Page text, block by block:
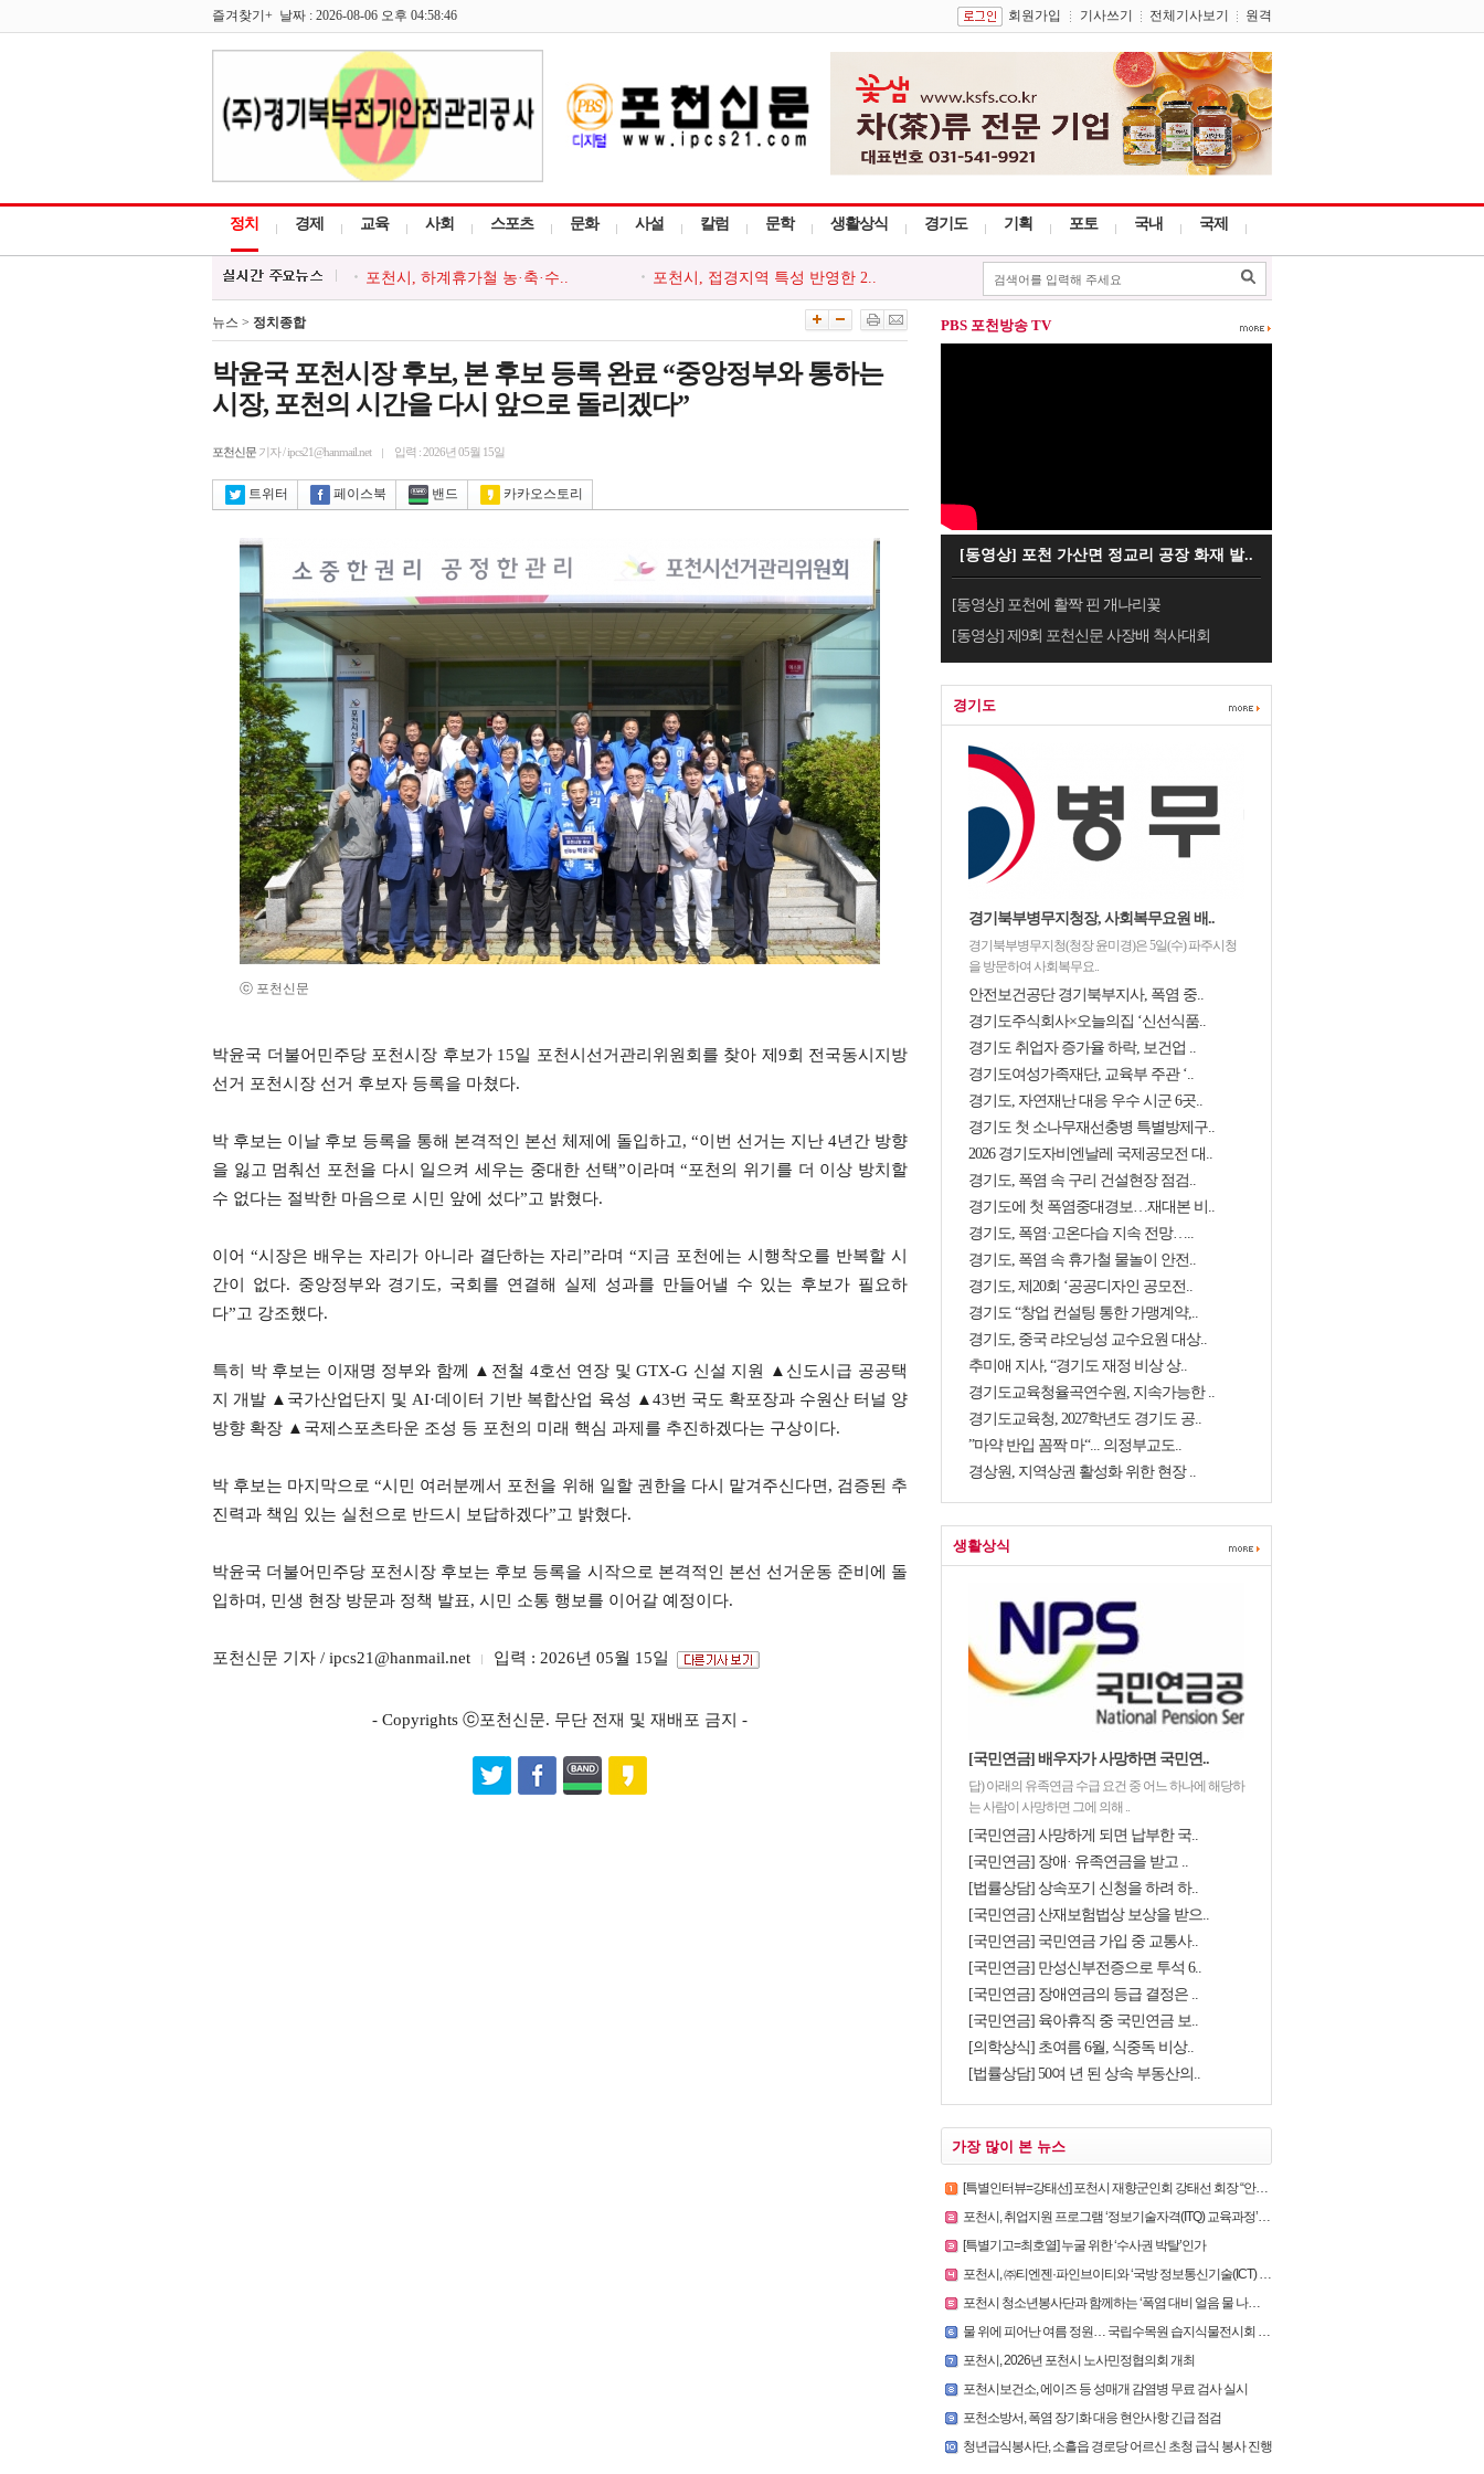
즐겨찾기+ 날짜 : 2026-08-06 오후 04:58:46 회원가입 기사쓰기 전체기사보기 원격
정치 경제 교육 사회 스포츠 문화 사설 칼럼 문학 생활상식 경기도 기획 포토 국내 국제
포천시, 하계휴가철 농·축·수..
포천시, 접경지역 특성 반영한 2..
최순자 경기도의원-포천시, 주요..
포천소방서, 여름철 화재예방 중..
포천시종합사회복지관, 2026 뭉..
포천시종합사회복지관, 지역주민..
포천시, 한국공인중개사협회 포..
포천시 감사담당관, 찾아가는 읍..
포천시 드림스타트, `나를 지키..
뉴스 > 정치종합
박윤국 포천시장 후보, 본 후보 등록 완료 “중앙정부와 통하는
시장, 포천의 시간을 다시 앞으로 돌리겠다”
포천신문 기자 / ipcs21@hanmail.net 입력 : 2026년 05월 15일
트위터 페이스북 밴드 카카오스토리
ⓒ 포천신문
박윤국 더불어민주당 포천시장 후보가 15일 포천시선거관리위원회를 찾아 제9회 전국동시지방
선거 포천시장 선거 후보자 등록을 마쳤다.
박 후보는 이날 후보 등록을 통해 본격적인 본선 체제에 돌입하고, “이번 선거는 지난 4년간 방향
을 잃고 멈춰선 포천을 다시 일으켜 세우는 중대한 선택”이라며 “포천의 위기를 더 이상 방치할
수 없다는 절박한 마음으로 시민 앞에 섰다”고 밝혔다.
이어 “시장은 배우는 자리가 아니라 결단하는 자리”라며 “지금 포천에는 시행착오를 반복할 시
간이 없다. 중앙정부와 경기도, 국회를 연결해 실제 성과를 만들어낼 수 있는 후보가 필요하
다”고 강조했다.
특히 박 후보는 이재명 정부와 함께 ▲전철 4호선 연장 및 GTX-G 신설 지원 ▲신도시급 공공택
지 개발 ▲국가산업단지 및 AI·데이터 기반 복합산업 육성 ▲43번 국도 확포장과 수원산 터널 양
방향 확장 ▲국제스포츠타운 조성 등 포천의 미래 핵심 과제를 추진하겠다는 구상이다.
박 후보는 마지막으로 “시민 여러분께서 포천을 위해 일할 권한을 다시 맡겨주신다면, 검증된 추
진력과 책임 있는 실천으로 반드시 보답하겠다”고 밝혔다.
박윤국 더불어민주당 포천시장 후보는 후보 등록을 시작으로 본격적인 본선 선거운동 준비에 돌
입하며, 민생 현장 방문과 정책 발표, 시민 소통 행보를 이어갈 예정이다.
포천신문 기자 / ipcs21@hanmail.net 입력 : 2026년 05월 15일
- Copyrights ⓒ포천신문. 무단 전재 및 재배포 금지 -
PBS 포천방송 TV
[동영상] 포천 가산면 정교리 공장 화재 발..
[동영상] 포천에 활짝 핀 개나리꽃
[동영상] 제9회 포천신문 사장배 척사대회
경기도
경기북부병무지청장, 사회복무요원 배..
경기북부병무지청(청장 윤미경)은 5일(수) 파주시청
을 방문하여 사회복무요..
안전보건공단 경기북부지사, 폭염 중..
경기도주식회사×오늘의집 ‘신선식품..
경기도 취업자 증가율 하락, 보건업 ..
경기도여성가족재단, 교육부 주관 ‘..
경기도, 자연재난 대응 우수 시군 6곳..
경기도 첫 소나무재선충병 특별방제구..
2026 경기도자비엔날레 국제공모전 대..
경기도, 폭염 속 구리 건설현장 점검..
경기도에 첫 폭염중대경보…재대본 비..
경기도, 폭염·고온다습 지속 전망…..
경기도, 폭염 속 휴가철 물놀이 안전..
경기도, 제20회 ‘공공디자인 공모전..
경기도 “창업 컨설팅 통한 가맹계약,..
경기도, 중국 랴오닝성 교수요원 대상..
추미애 지사, “경기도 재정 비상 상..
경기도교육청율곡연수원, 지속가능한 ..
경기도교육청, 2027학년도 경기도 공..
”마약 반입 꼼짝 마“... 의정부교도..
경상원, 지역상권 활성화 위한 현장 ..
생활상식
[국민연금] 배우자가 사망하면 국민연..
답) 아래의 유족연금 수급 요건 중 어느 하나에 해당하
는 사람이 사망하면 그에 의해 ..
[국민연금] 사망하게 되면 납부한 국..
[국민연금] 장애· 유족연금을 받고 ..
[법률상담] 상속포기 신청을 하려 하..
[국민연금] 산재보험법상 보상을 받으..
[국민연금] 국민연금 가입 중 교통사..
[국민연금] 만성신부전증으로 투석 6..
[국민연금] 장애연금의 등급 결정은 ..
[국민연금] 육아휴직 중 국민연금 보..
[의학상식] 초여름 6월, 식중독 비상..
[법률상담] 50여 년 된 상속 부동산의..
가장 많이 본 뉴스
[특별인터뷰=강태선] 포천시 재향군인회 강태선 회장 “안보의식 확립과 지역사회 봉사로 신뢰받는 향군 만..
포천시, 취업지원 프로그램 ‘정보기술자격(ITQ) 교육과정’ 운영
[특별기고=최호열] 누굴 위한 ‘수사권 박탈’인가
포천시, ㈜티엔젠·파인브이티와 ‘국방 정보통신기술(ICT) 융합보안’ 업무협약 체결
포천시 청소년봉사단과 함께하는 ‘폭염 대비 얼음 물 나눔’ 캠페인 실시
물 위에 피어난 여름 정원… 국립수목원 습지식물전시회 개최
포천시, 2026년 포천시 노사민정협의회 개최
포천시보건소, 에이즈 등 성매개 감염병 무료 검사 실시
포천소방서, 폭염 장기화 대응 현안사항 긴급 점검
청년급식봉사단, 소흘읍 경로당 어르신 초청 급식 봉사 진행